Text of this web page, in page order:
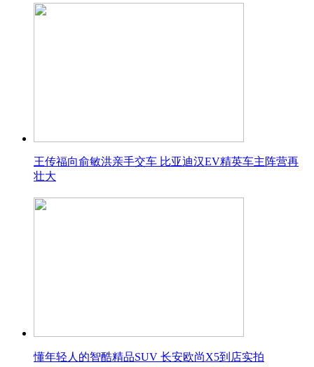
王传福向俞敏洪亲手交车 比亚迪汉EV精英车主阵营再
壮大
懂年轻人的智酷精品SUV 长安欧尚X5到店实拍